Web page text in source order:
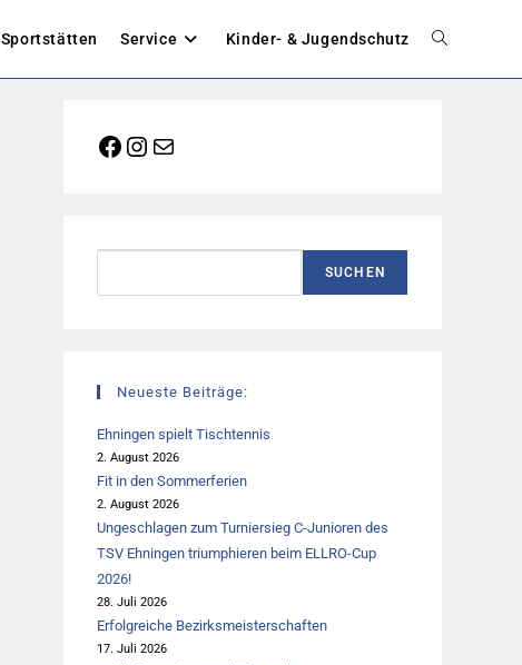
Sportstätten Service Kinder- & Jugendschutz Website-
Facebook
Instagram
E-Mail
SUCHEN
Neueste Beiträge:
Ehningen spielt Tischtennis
2. August 2026
Fit in den Sommerferien
2. August 2026
Ungeschlagen zum Turniersieg C-Junioren des
TSV Ehningen triumphieren beim ELLRO-Cup
2026!
28. Juli 2026
Erfolgreiche Bezirksmeisterschaften
17. Juli 2026